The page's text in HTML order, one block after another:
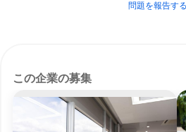
問題を報告する
この企業の募集